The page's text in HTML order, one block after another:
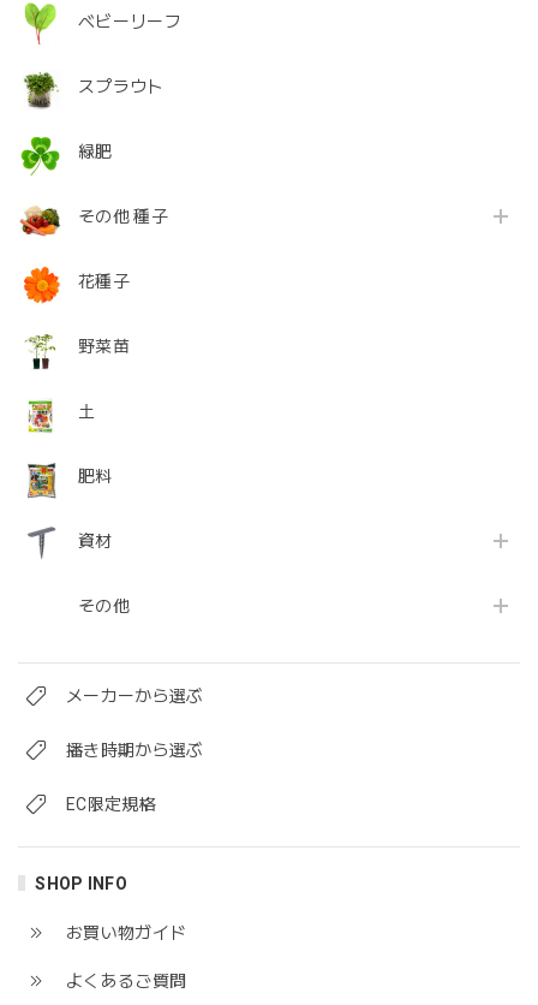
ベビーリーフ
スプラウト
緑肥
その他 種子
花種子
野菜苗
土
肥料
資材
その他
メーカーから選ぶ
播き時期から選ぶ
EC限定規格
SHOP INFO
お買い物ガイド
よくあるご質問